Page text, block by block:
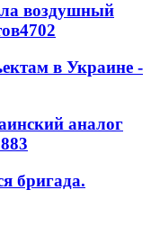
воздушный
4702
в Украине -
аналог
бригада.